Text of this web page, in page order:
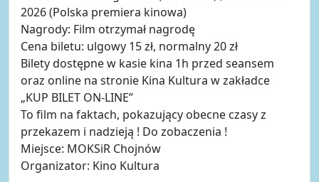
2026 (Polska premiera kinowa)
Nagrody: Film otrzymał nagrodę
Cena biletu: ulgowy 15 zł, normalny 20 zł
Bilety dostępne w kasie kina 1h przed seansem
oraz online na stronie Kina Kultura w zakładce
„KUP BILET ON-LINE”
To film na faktach, pokazujący obecne czasy z
przekazem i nadzieją ! Do zobaczenia !
Miejsce: MOKSiR Chojnów
Organizator: Kino Kultura